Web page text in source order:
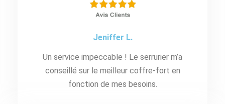
Jeniffer L.
Un service impeccable ! Le serrurier m’a
conseillé sur le meilleur coffre-fort en
fonction de mes besoins.